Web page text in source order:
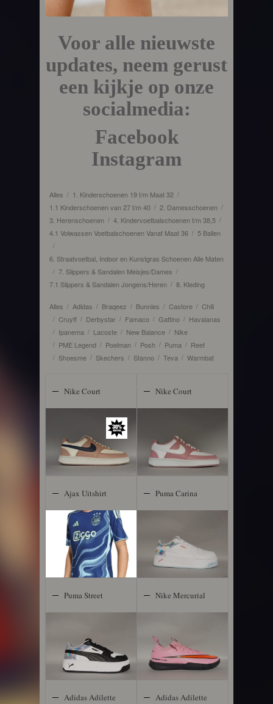
Voor alle nieuwste
updates, neem gerust
een kijkje op onze
socialmedia:
Facebook
Instagram
Alles / 1. Kinderschoenen 19 t/m Maat 32 /
1.1 Kinderschoenen van 27 t/m 40 / 2. Damesschoenen /
3. Herenschoenen / 4. Kindervoetbalschoenen t/m 38,5 /
4.1 Volwassen Voetbalschoenen Vanaf Maat 36 / 5 Ballen
/
6. Straatvoetbal, Indoor en Kunstgras Schoenen Alle Maten
/ 7. Slippers & Sandalen Meisjes/Dames /
7.1 Slippers & Sandalen Jongens/Heren / 8. Kleding
Alles / Adidas / Braqeez / Bunnies / Castore / Chili
/ Cruyff / Derbystar / Famaco / Gattino / Havaianas
/ Ipanema / Lacoste / New Balance / Nike
/ PME Legend / Poelman / Posh / Puma / Reef
/ Shoesme / Skechers / Stanno / Teva / Warmbat
Nike Court
Nike Court
Ajax Uitshirt
Puma Carina
Puma Street
Nike Mercurial
Adidas Adilette
Adidas Adilette